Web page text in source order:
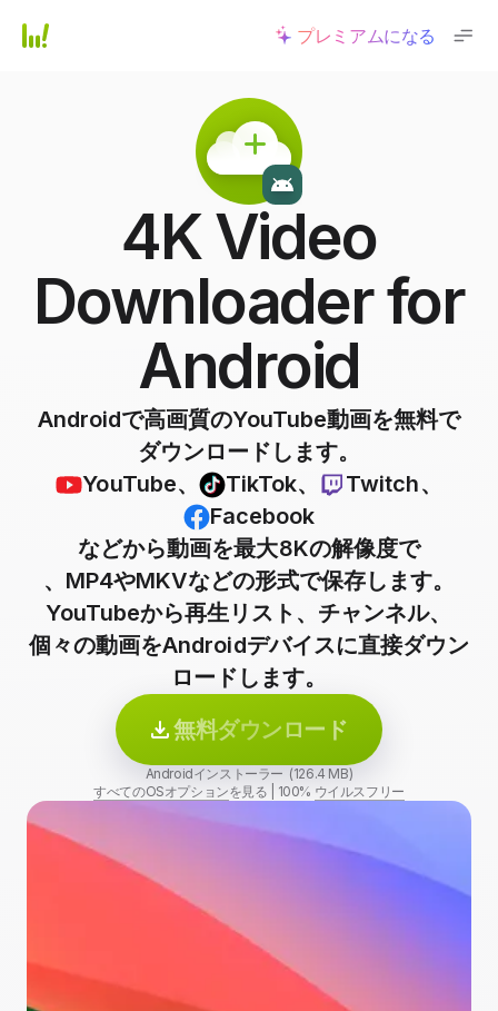
プレミアムになる
4K Video
Downloader for
Android
Androidで高画質のYouTube動画を無料で
ダウンロードします。
YouTube、 TikTok、 Twitch、
Facebook
などから動画を最大8Kの解像度で
、MP4やMKVなどの形式で保存します。
YouTubeから再生リスト、チャンネル、
個々の動画をAndroidデバイスに直接ダウン
ロードします。
無料ダウンロード
Androidインストーラー (126.4 MB)
すべてのOSオプションを見る 100% ウイルスフリー